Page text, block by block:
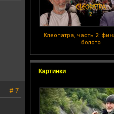
Клеопатра, часть 2:
болото
Картинки
# 7